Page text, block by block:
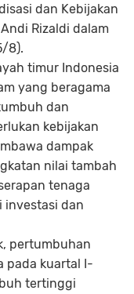
dan Kebijakan
Rizaldi dalam
8).
timur Indonesia
yang beragama
dan
kebijakan
dampak
nilai tambah
tenaga
investasi dan
pertumbuhan
pada kuartal I-
tertinggi